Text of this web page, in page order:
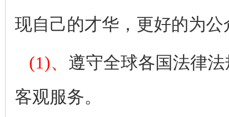
现自己的才华，更好的为公
(1)、 遵守全球各国法律
客观服务。